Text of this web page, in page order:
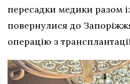
пересадки медики разом
повернулися до
операцію з